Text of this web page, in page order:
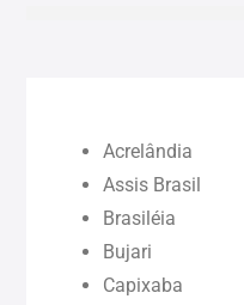
Acrelândia
Assis Brasil
Brasiléia
Bujari
Capixaba